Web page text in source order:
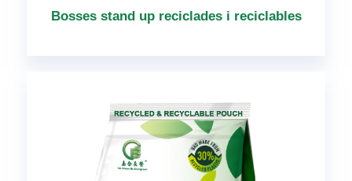
Bosses stand up reciclades i reciclables